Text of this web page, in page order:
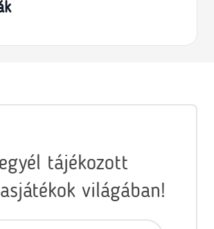
tájékozott
világában!